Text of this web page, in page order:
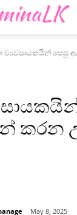
ව්‍යවසායකයින් සෙසු
කරන
May 8, 2025